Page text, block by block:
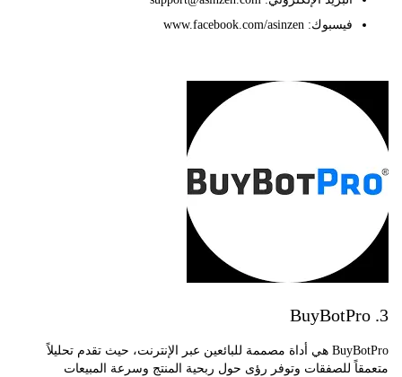
فيسبوك: www.facebook.com/asinzen
BuyBotPro هي أداة مصممة للبائعين عبر الإنترنت، حيث تقدم تحليلاً
للصفقات وتوفر رؤى حول ربحية المنتج وسرعة المبيعات